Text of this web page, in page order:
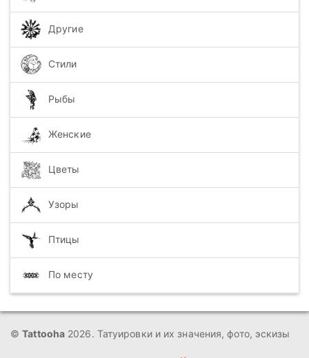
Другие
Стили
Рыбы
Женские
Цветы
Узоры
Птицы
По месту
©Tattooha 2026. Татуировки и их значения, фото, эскизы